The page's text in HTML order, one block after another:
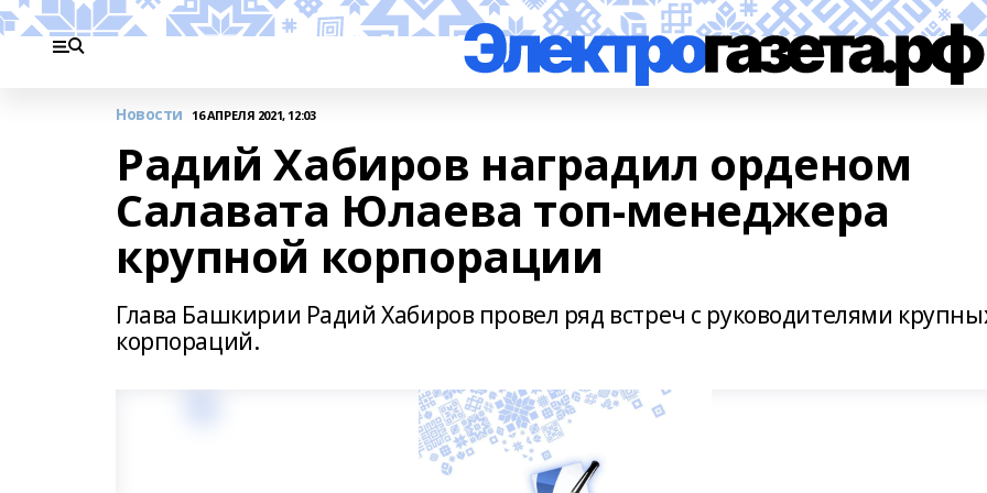
Новости 16 АПРЕЛЯ 2021, 12:03
Радий Хабиров наградил орденом
Салавата Юлаева топ-менеджера
крупной корпорации
Глава Башкирии Радий Хабиров провел ряд встреч с руководителями
корпораций.